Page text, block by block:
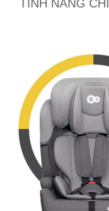
TÍNH NĂNG